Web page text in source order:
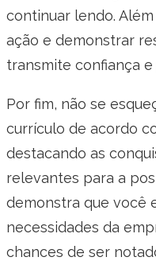
continuar lendo.
ação e demonstrar
transmite confiança
Por fim, não se
currículo de acordo
destacando as
relevantes para a
demonstra que você
necessidades da
chances de ser